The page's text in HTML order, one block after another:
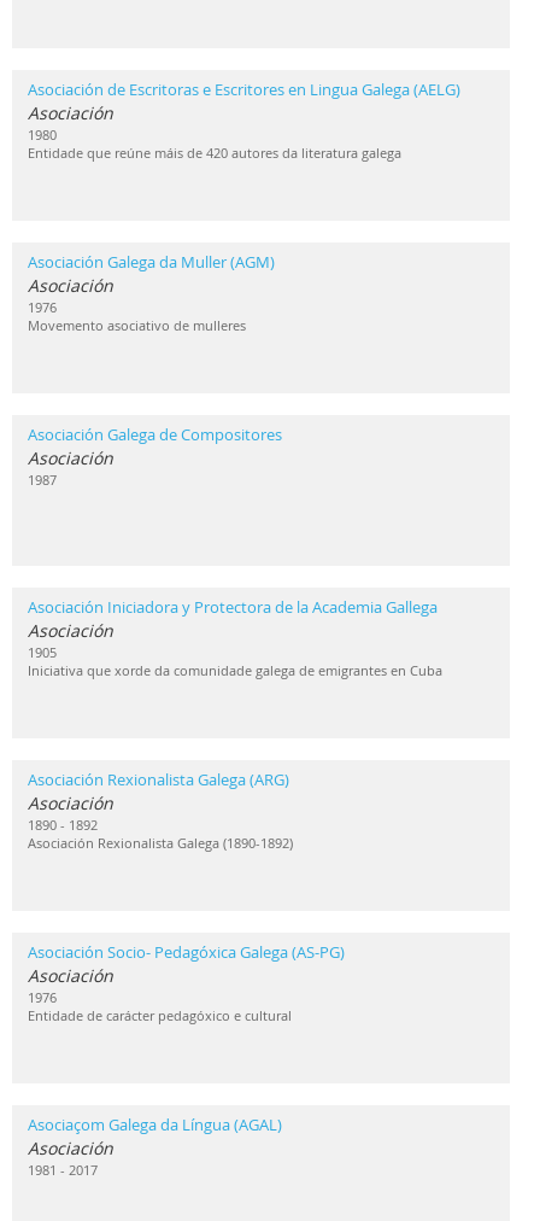
Asociación de Escritoras e Escritores en Lingua Galega (AELG)
Asociación
1980
Entidade que reúne máis de 420 autores da literatura galega
Asociación Galega da Muller (AGM)
Asociación
1976
Movemento asociativo de mulleres
Asociación Galega de Compositores
Asociación
1987
Asociación Iniciadora y Protectora de la Academia Gallega
Asociación
1905
Iniciativa que xorde da comunidade galega de emigrantes en Cuba
Asociación Rexionalista Galega (ARG)
Asociación
1890 - 1892
Asociación Rexionalista Galega (1890-1892)
Asociación Socio- Pedagóxica Galega (AS-PG)
Asociación
1976
Entidade de carácter pedagóxico e cultural
Asociaçom Galega da Língua (AGAL)
Asociación
1981 - 2017